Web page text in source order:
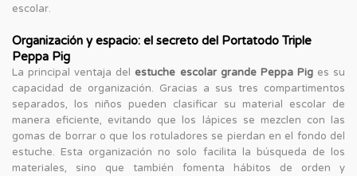
escolar.
Organización y espacio: el secreto del Portatodo Triple
Peppa Pig
La principal ventaja del estuche escolar grande Peppa Piges su
capacidad de organización. Gracias a sus tres compartimentos
separados, los niños pueden clasificar su material escolar de
manera eficiente, evitando que los lápices se mezclen con las
gomas de borrar o que los rotuladores se pierdan en el fondo del
estuche. Esta organización no solo facilita la búsqueda de los
materiales, sino que también fomenta hábitos de orden y